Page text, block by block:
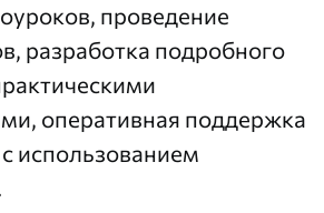
проведение
разработка подробного
оперативная поддержка
использованием